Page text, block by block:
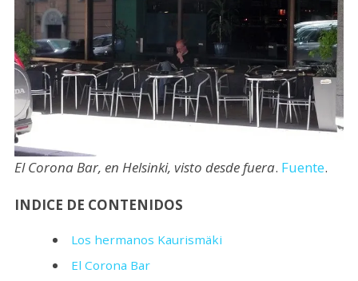
El Corona Bar, en Helsinki, visto desde fuera. Fuente.
INDICE DE CONTENIDOS
Los hermanos Kaurismäki
El Corona Bar